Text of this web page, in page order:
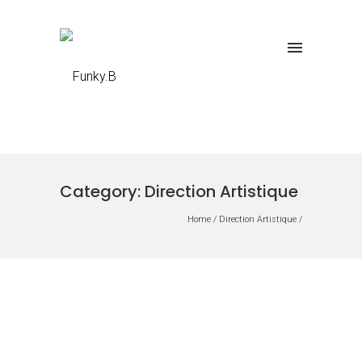
Category: Direction Artistique
Home / Direction Artistique /